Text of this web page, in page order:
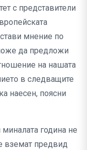
с представители
мнение по
да предложи
на нашата
в следващите
наесен, поясни
година не
вземат предвид